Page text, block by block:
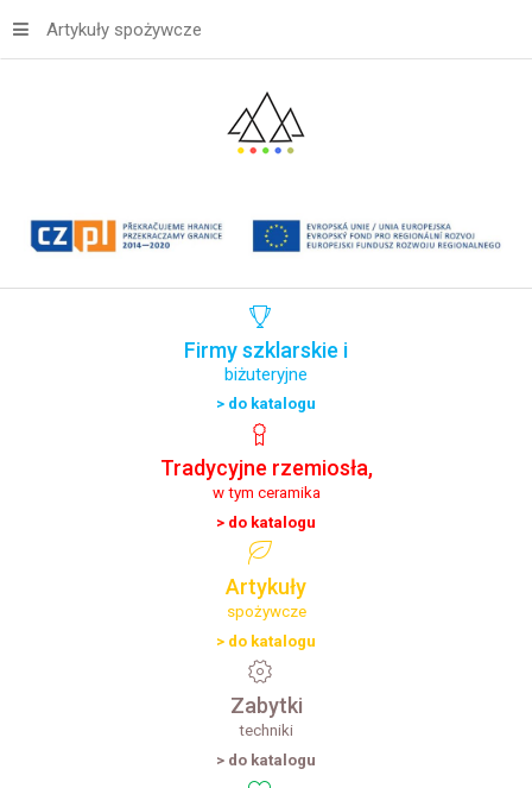
Artykuły spożywcze
Firmyszklarskie i
biżuteryjne
> do katalogu
Tradycyjne rzemiosła,
w tym ceramika
> do katalogu
Artykuły
spożywcze
> do katalogu
Zabytki
techniki
> do katalogu